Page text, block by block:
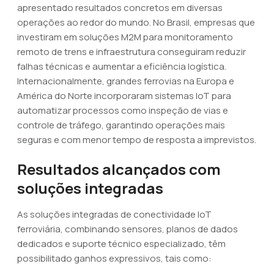
apresentado resultados concretos em diversas
operações ao redor do mundo. No Brasil, empresas que
investiram em soluções M2M para monitoramento
remoto de trens e infraestrutura conseguiram reduzir
falhas técnicas e aumentar a eficiência logística.
Internacionalmente, grandes ferrovias na Europa e
América do Norte incorporaram sistemas IoT para
automatizar processos como inspeção de vias e
controle de tráfego, garantindo operações mais
seguras e com menor tempo de resposta a imprevistos.
Resultados alcançados com
soluções integradas
As soluções integradas de conectividade IoT
ferroviária, combinando sensores, planos de dados
dedicados e suporte técnico especializado, têm
possibilitado ganhos expressivos, tais como: